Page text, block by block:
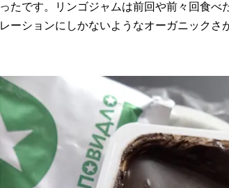
ったです。リンゴジャムは前回や前々回食
レーションにしかないようなオーガニックさ